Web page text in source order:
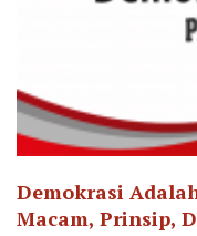
Demokrasi
Macam, Prinsip,